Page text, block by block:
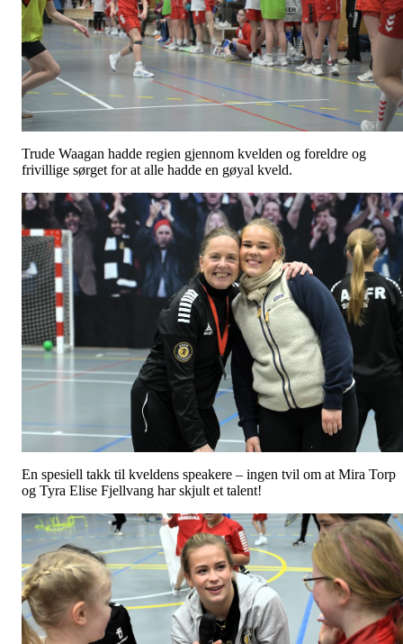
Trude Waagan hadde regien gjennom kvelden og foreldre og
frivillige sørget for at alle hadde en gøyal kveld.
En spesiell takk til kveldens speakere – ingen tvil om at Mira Torp
og Tyra Elise Fjellvang har skjult et talent!